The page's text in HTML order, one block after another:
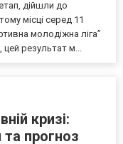
дійшли до
місці серед 11
молодіжна ліга”
результат м...
кризі:
та прогноз